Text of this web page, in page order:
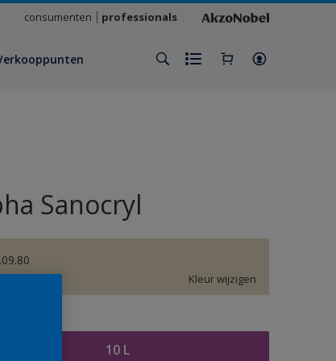
consumenten professionals
Sanocryl
Kleur wijzigen
10 L